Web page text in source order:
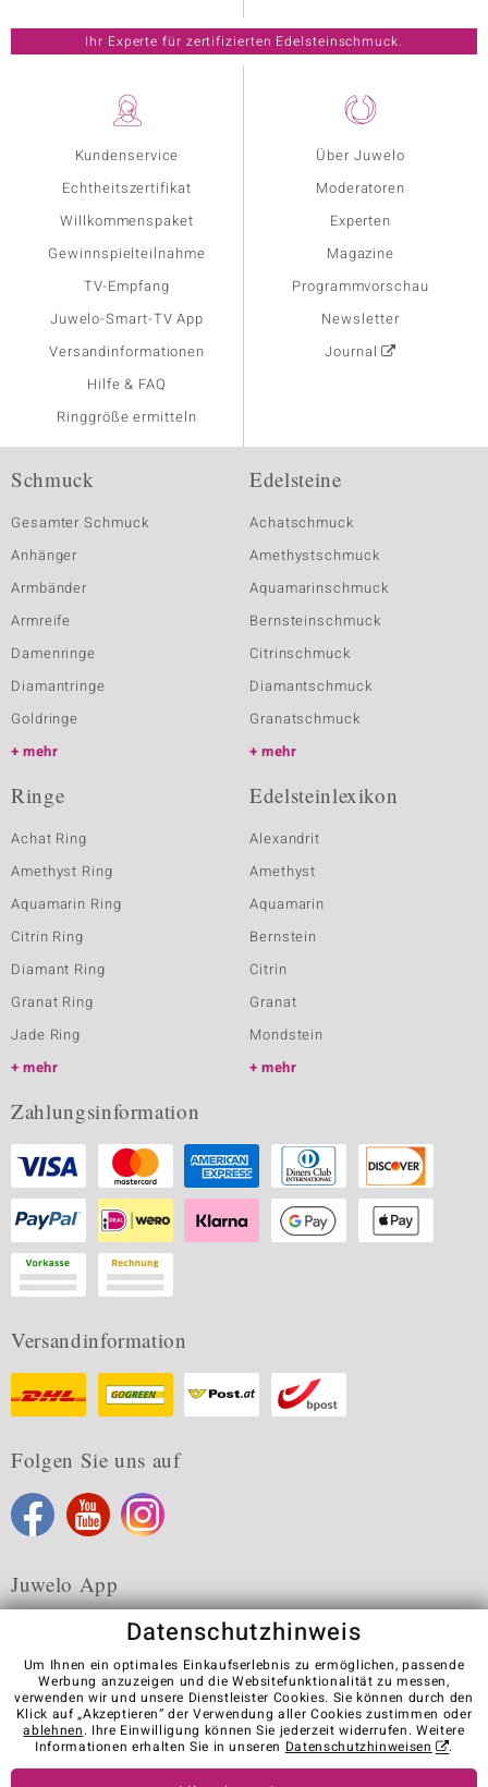
Kundenservice
Echtheitszertifikat
Willkommenspaket
Gewinnspielteilnahme
TV-Empfang
Juwelo-Smart-TV App
Versandinformationen
Hilfe & FAQ
Ringgröße ermitteln
Über Juwelo
Moderatoren
Experten
Magazine
Programmvorschau
Newsletter
Journal
Ihr Experte für zertifizierten Edelsteinschmuck.
Schmuck
Gesamter Schmuck
Anhänger
Armbänder
Armreife
Damenringe
Diamantringe
Goldringe
mehr
Edelsteine
Achatschmuck
Amethystschmuck
Aquamarinschmuck
Bernsteinschmuck
Citrinschmuck
Diamantschmuck
Granatschmuck
mehr
Ringe
Achat Ring
Amethyst Ring
Aquamarin Ring
Citrin Ring
Diamant Ring
Granat Ring
Jade Ring
mehr
Edelsteinlexikon
Alexandrit
Amethyst
Aquamarin
Bernstein
Citrin
Granat
Mondstein
mehr
Zahlungsinformation
Versandinformation
Folgen Sie uns auf
Juwelo App
Karriere AGB Datenschutz Cookies
Impressum
Kontakt
Vertrag widerrufen
Visit our stores in other countries:
Datenschutzhinweis
Um Ihnen ein optimales Einkaufserlebnis zu ermöglichen, passende
Werbung anzuzeigen und die Websitefunktionalität zu messen,
verwenden wir und unsere Dienstleister Cookies. Sie können durch den
Klick auf „Akzeptieren“ der Verwendung aller Cookies zustimmen oder
ablehnen. Ihre Einwilligung können Sie jederzeit widerrufen. Weitere
Informationen erhalten Sie in unseren Datenschutzhinweisen .